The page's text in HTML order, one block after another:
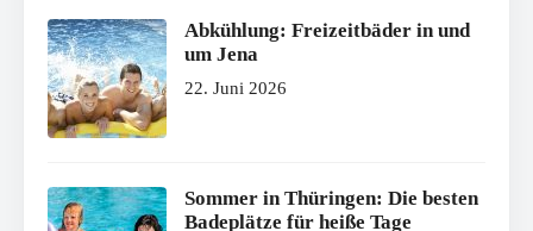
Abkühlung: Freizeitbäder in und
um Jena
22. Juni 2026
Sommer in Thüringen: Die besten
Badeplätze für heiße Tage